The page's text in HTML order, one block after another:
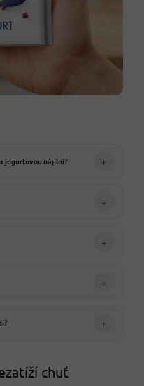
jogurtovou náplní? +
+
+
+
+
chuť